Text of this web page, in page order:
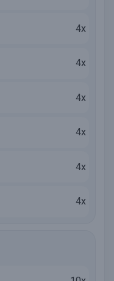
4x
4x
4x
4x
4x
4x